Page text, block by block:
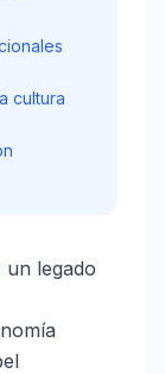
cultura
un legado